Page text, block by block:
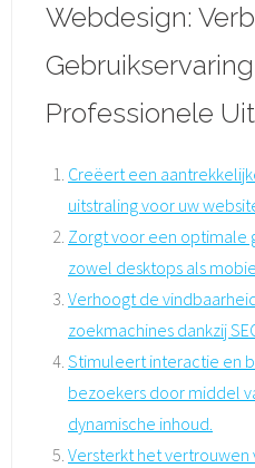
Webdesign:
Professionele
Creëert een
uitstraling voor uw
Zorgt voor een optimale
zowel desktops als
Verhoogt de
zoekmachines dankzij
Stimuleert interactie en
bezoekers door middel
dynamische inhoud.
Versterkt het vertrouwen